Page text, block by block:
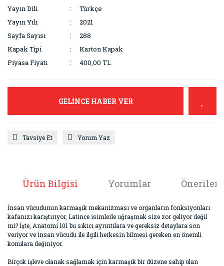
Yayın Dili
Türkçe
Yayın Yılı
2021
Sayfa Sayısı
288
Kapak Tipi
Karton Kapak
Piyasa Fiyatı
400,00 TL
GELİNCE HABER VER
Tavsiye Et Yorum Yaz
Ürün Bilgisi Yorumlar
İnsan vücudunun karmaşık mekanizması ve organların fonksiyonları
kafanızı karıştırıyor, Latince isimlerle uğraşmak size zor geliyor değil
mi? İşte, Anatomi 101 bu sıkıcı ayrıntılara ve gereksiz detaylara son
veriyor ve insan vücudu ile ilgili herkesin bilmesi gereken en önemli
konulara değiniyor.
Birçok işleve olanak sağlamak için karmaşık bir düzene sahip olan